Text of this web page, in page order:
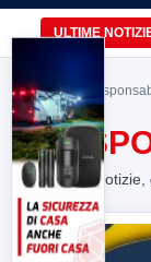
ULTIME
Home>
Tutte le notizie,